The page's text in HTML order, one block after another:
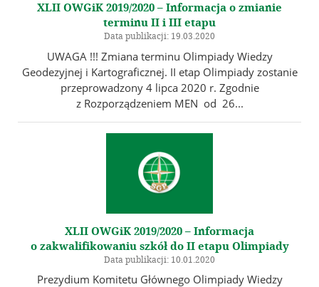
XLII OWGiK 2019/2020 – Informacja o zmianie
terminu II i III etapu
Data publikacji: 19.03.2020
UWAGA !!! Zmiana terminu Olimpiady Wiedzy
Geodezyjnej i Kartograficznej. II etap Olimpiady zostanie
przeprowadzony 4 lipca 2020 r. Zgodnie
z Rozporządzeniem MEN od 26...
XLII OWGiK 2019/2020 – Informacja
o zakwalifikowaniu szkół do II etapu Olimpiady
Data publikacji: 10.01.2020
Prezydium Komitetu Głównego Olimpiady Wiedzy